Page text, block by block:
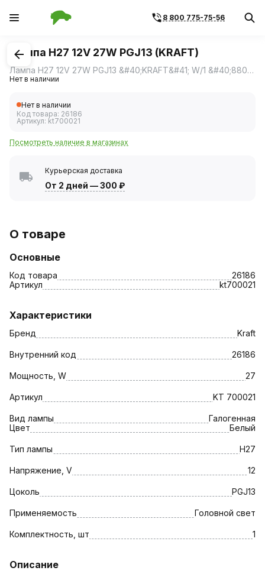
8 800 775-75-56
1/1
Лампа H27 12V 27W PGJ13 (KRAFT)
Лампа H27 12V 27W PGJ13 &#40;KRAFT&#41; W/1 &#40;880&#41; КТ 700021
Нет в наличии
Нет в наличии
Код товара: 26186
Артикул: kt700021
Посмотреть наличие в магазинах
Курьерская доставка
От 2 дней —300 ₽
О товаре
Основные
Код товара
26186
Артикул
kt700021
Характеристики
Бренд Kraft
Внутренний код 26186
Мощность, W 27
Артикул KT 700021
Вид лампы
Галогенная
Цвет
Белый
Тип лампы H27
Напряжение, V 12
Цоколь PGJ13
Применяемость Головной свет
Комплектность, шт 1
Описание